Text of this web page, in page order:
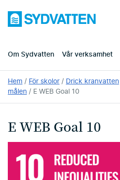
huvudinnehållet
Sydvatten
Om Sydvatten Vår verksamhet
Du
är
här:
Hem För skolor Drick kranvatten
målen
E WEB Goal 10
E WEB Goal 10